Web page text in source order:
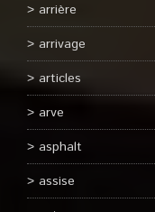
arrière
arrivage
articles
arve
asphalt
assise